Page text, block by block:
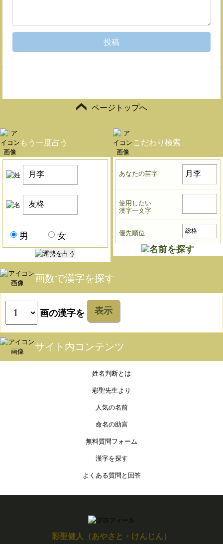
投稿
ページトップへ
もう一度占う
男 女
こだわり検索
あなたの苗字
使用したい
漢字一文字
優先順位
画数で漢字を探す
画の漢字を 表示
サイト内コンテンツ
姓名判断とは
彩聖先生より
人気の名前
命名の助言
無料質問フォーム
漢字を探す
よくある質問と回答
彩聖健人（あやさと・けんじん）